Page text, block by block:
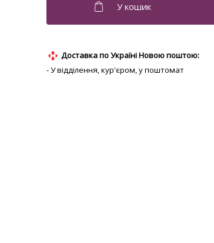
Доставка по Україні Новою поштою:
- У відділення, кур'єром, у поштомат